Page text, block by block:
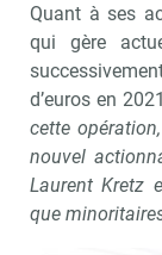
Quant à ses
qui gère
d’euros en
cette opération,
nouvel
Laurent Kretz
que